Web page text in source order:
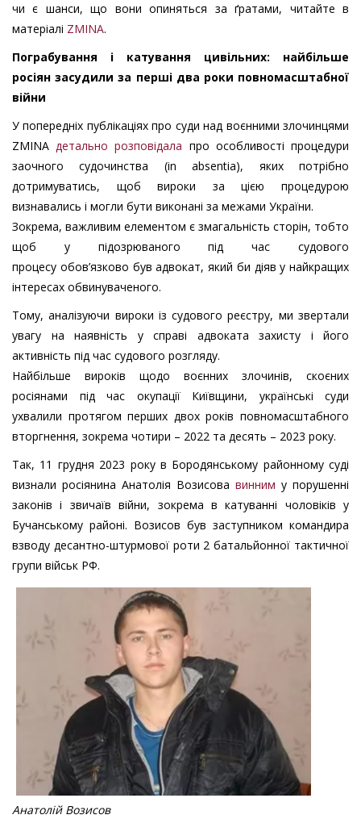
чи є шанси, що вони опиняться за ґратами, читайте в
матеріалі ZMINA.
Пограбування і катування цивільних: найбільше
росіян засудили за перші два роки повномасштабної
війни
У попередніх публікаціях про суди над воєнними злочинцями
ZMINAдетально розповідала про особливості процедури
заочного судочинства (in absentia), яких потрібно
дотримуватись, щоб вироки за цією процедурою
визнавались і могли бути виконані за межами України.
Зокрема, важливим елементом є змагальність сторін, тобто
щоб у підозрюваного під час судового
процесу обов’язково був адвокат, який би діяв у найкращих
інтересах обвинуваченого.
Тому, аналізуючи вироки із судового реєстру, ми звертали
увагу на наявність у справі адвоката захисту і його
активність під час судового розгляду.
Найбільше вироків щодо воєнних злочинів, скоєних
росіянами під час окупації Київщини, українські суди
ухвалили протягом перших двох років повномасштабного
вторгнення, зокрема чотири – 2022 та десять – 2023 року.
Так, 11 грудня 2023 року в Бородянському районному суді
визнали росіянина Анатолія Возисова винним у порушенні
законів і звичаїв війни, зокрема в катуванні чоловіків у
Бучанському районі. Возисов був заступником командира
взводу десантно-штурмової роти 2 батальйонної тактичної
групи військ РФ.
Анатолій Возисов